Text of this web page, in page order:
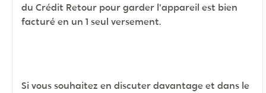
du Crédit Retour pour garder l'appareil est bien
facturé en un 1 seul versement.
Si vous souhaitez en discuter davantage et dans le